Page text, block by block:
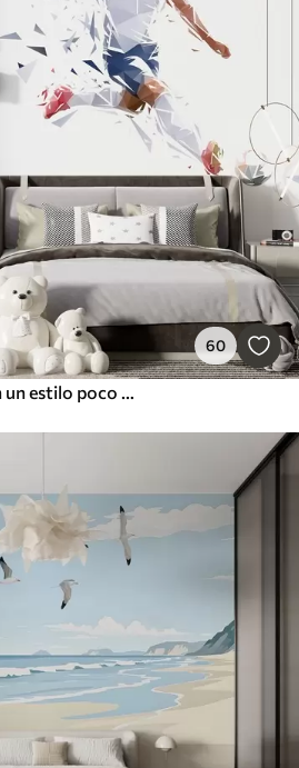
60
Futbolista dinámico con un estilo poco polvoriento, golpeando el balón